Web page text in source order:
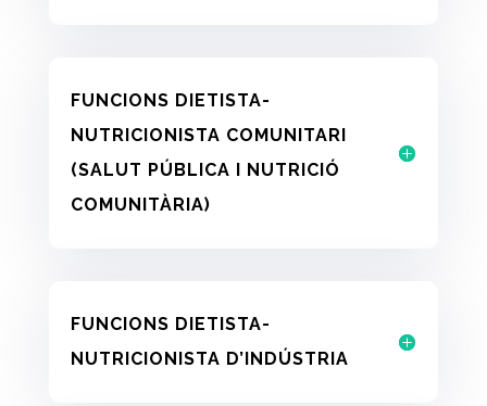
FUNCIONS DIETISTA-
NUTRICIONISTA COMUNITARI
(SALUT PÚBLICA I NUTRICIÓ
COMUNITÀRIA)
FUNCIONS DIETISTA-
NUTRICIONISTA D’INDÚSTRIA